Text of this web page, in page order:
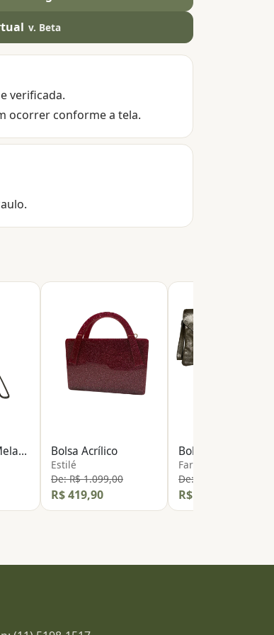
v. Beta
verificada.
ocorrer conforme a tela.
Bolsa Acrílico Melancia Bolsa Acrílico
Estilé
De: R$ 1.099,00
R$ 419,90
Bolsa de Mão
Farmrio
De: R$ 500,00
R$ 139,90